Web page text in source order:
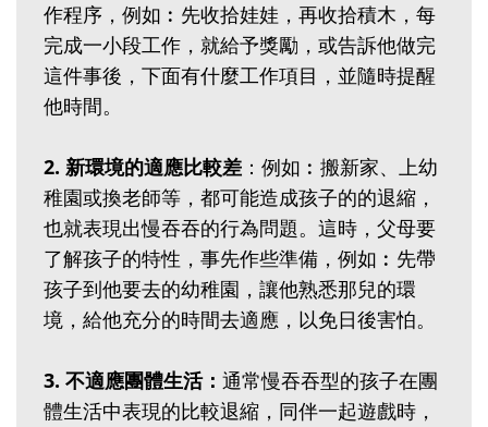
作程序，例如︰先收拾娃娃，再收拾積木，每
完成一小段工作，就給予獎勵，或告訴他做完
這件事後，下面有什麼工作項目，並隨時提醒
他時間。
2. 新環境的適應比較差 ：例如︰搬新家、上幼
稚園或換老師等，都可能造成孩子的的退縮，
也就表現出慢吞吞的行為問題。這時，父母要
了解孩子的特性，事先作些準備，例如︰先帶
孩子到他要去的幼稚園，讓他熟悉那兒的環
境，給他充分的時間去適應，以免日後害怕。
3. 不適應團體生活： 通常慢吞吞型的孩子在團
體生活中表現的比較退縮，同伴一起遊戲時，